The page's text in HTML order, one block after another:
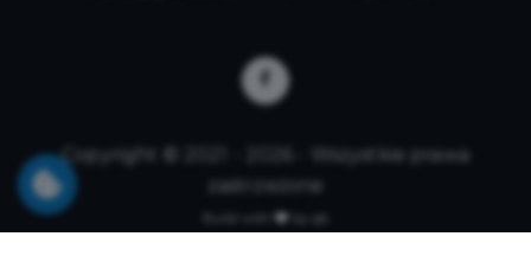
Copyright © 2021 - 2026 - Wszystkie prawa
zastrzeżone